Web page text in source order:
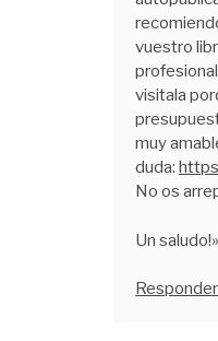
vuestro
visitala
muy
duda:
No os
Un saludo!»
Responder